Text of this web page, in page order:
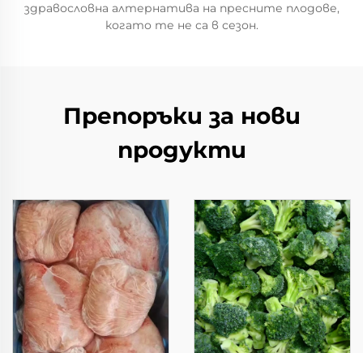
здравословна алтернатива на пресните плодове,
когато те не са в сезон.
Препоръки за нови
продукти